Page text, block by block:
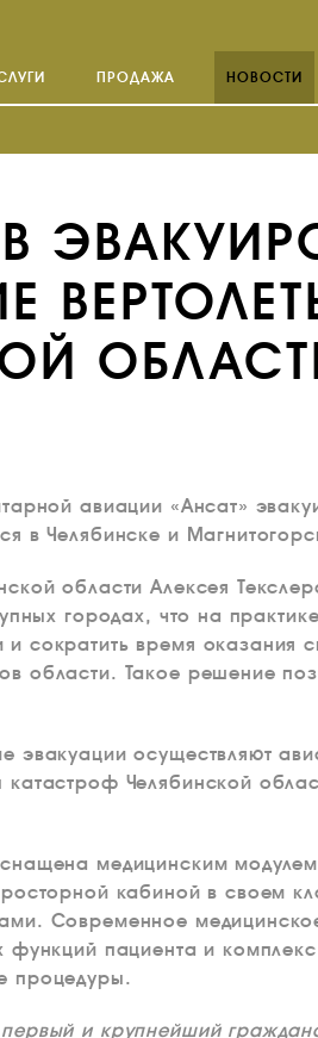
ПРОДАЖА НОВОСТИ
авиации «Ансат»
в Челябинске и
области Алексея
городах, что на
сократить время оказания
области. Такое решение
эвакуации осуществляют
Челябинской
медицинским модулем
кабиной в своем
Современное
функций пациента и
процедуры.
и крупнейший